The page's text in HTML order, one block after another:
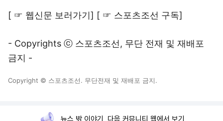
[ ☞ 웹신문 보러가기] [ ☞ 스포츠조선 구독]
- Copyrights ⓒ 스포츠조선, 무단 전재 및 재배포
금지 -
Copyright © 스포츠조선. 무단전재 및 재배포 금지.
뉴스 밖 이야기, 다음 커뮤니티 웹에서 보기